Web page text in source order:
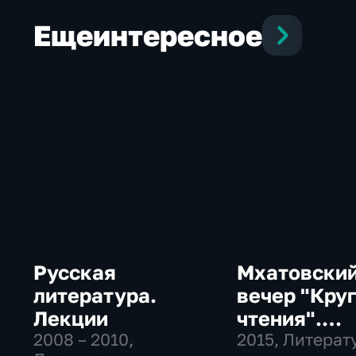
Ещеинтересное
Русская
литература.
Лекции
2008 – 2010,
вечер "Круг
чтения".
Церемония
2015,